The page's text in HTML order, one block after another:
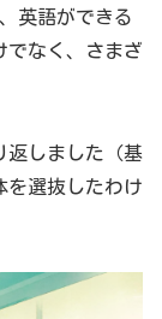
英語ができる
でなく、さまざ
返しました（基
を選抜したわけ